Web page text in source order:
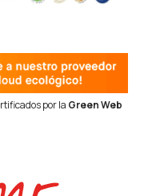
por la Green Web